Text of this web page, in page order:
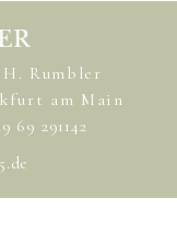
Rumbler
am Main
69 291142